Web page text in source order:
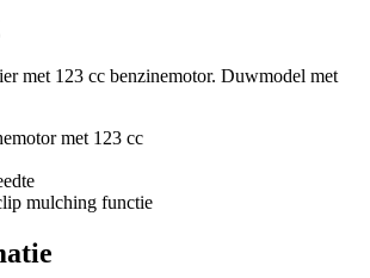
met 123 cc benzinemotor. Duwmodel met
met 123 cc
mulching functie